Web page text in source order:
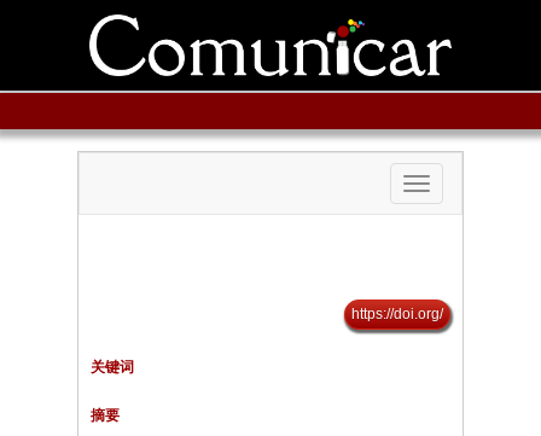
Toggle
navigation
https://doi.org/
关键词
摘要